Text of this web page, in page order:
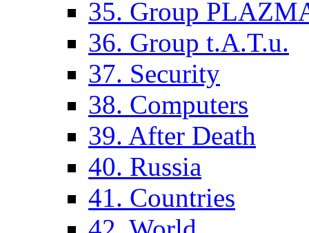
35. Group
36. Group t.A.T.u.
37. Security
38. Computers
39. After Death
40. Russia
41. Countries